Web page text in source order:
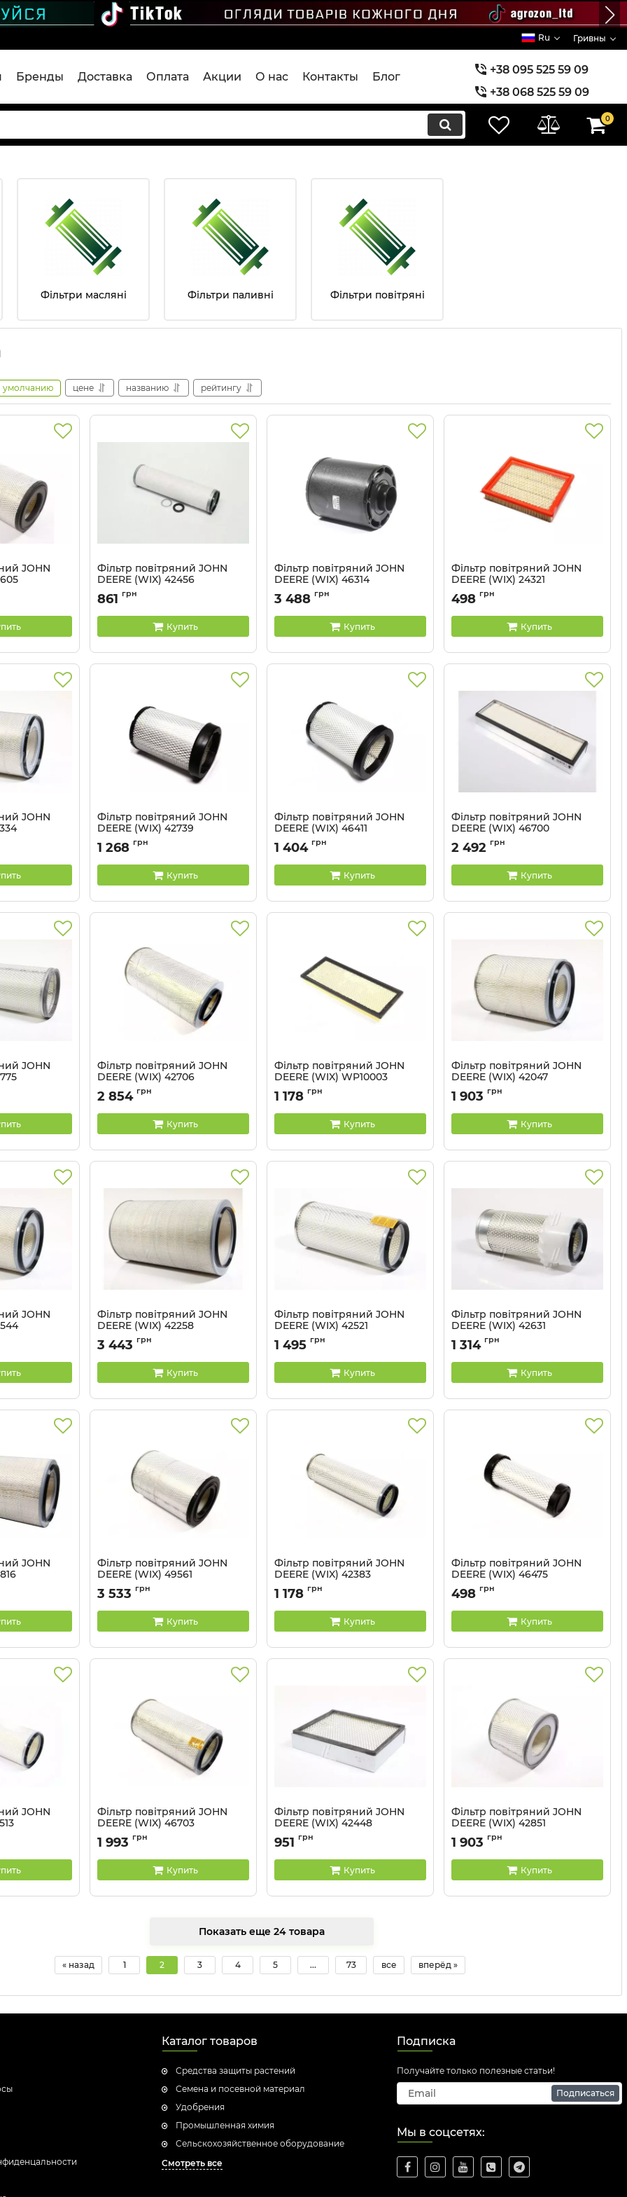
Ru Гривны
Бренды Доставка Оплата Акции О нас Контакты Блог
+38 095 525 59 09
+38 068 525 59 09
+38 073 525 59 09
0
Фільтри масляні Фільтри паливні Фільтри повітряні
умолчанию цене названию рейтингу
JOHN
Фільтр повітряний JOHN
DEERE (WIX) 42456
Артикул: 42456 WIX
861 грн
Купить
Фільтр повітряний JOHN
DEERE (WIX) 46314
Артикул: 46314 WIX
3 488 грн
Купить
Фільтр повітряний JOHN
DEERE (WIX) 24321
Артикул: 24321 WIX
498 грн
Купить
JOHN
Фільтр повітряний JOHN
DEERE (WIX) 42739
Артикул: 42739 WIX
1 268 грн
Купить
Фільтр повітряний JOHN
DEERE (WIX) 46411
Артикул: 46411 WIX
1 404 грн
Купить
Фільтр повітряний JOHN
DEERE (WIX) 46700
Артикул: 46700 WIX
2 492 грн
Купить
JOHN
Фільтр повітряний JOHN
DEERE (WIX) 42706
Артикул: 42706 WIX
2 854 грн
Купить
Фільтр повітряний JOHN
DEERE (WIX) WP10003
Артикул: WP10003 WIX
1 178 грн
Купить
Фільтр повітряний JOHN
DEERE (WIX) 42047
Артикул: 42047 WIX
1 903 грн
Купить
JOHN
Фільтр повітряний JOHN
DEERE (WIX) 42258
Артикул: 42258 WIX
3 443 грн
Купить
Фільтр повітряний JOHN
DEERE (WIX) 42521
Артикул: 42521 WIX
1 495 грн
Купить
Фільтр повітряний JOHN
DEERE (WIX) 42631
Артикул: 42631 WIX
1 314 грн
Купить
JOHN
Фільтр повітряний JOHN
DEERE (WIX) 49561
Артикул: 49561 WIX
3 533 грн
Купить
Фільтр повітряний JOHN
DEERE (WIX) 42383
Артикул: 42383 WIX
1 178 грн
Купить
Фільтр повітряний JOHN
DEERE (WIX) 46475
Артикул: 46475 WIX
498 грн
Купить
JOHN
Фільтр повітряний JOHN
DEERE (WIX) 46703
Артикул: 46703 WIX
1 993 грн
Купить
Фільтр повітряний JOHN
DEERE (WIX) 42448
Артикул: 42448 WIX
951 грн
Купить
Фільтр повітряний JOHN
DEERE (WIX) 42851
Артикул: 42851 WIX
1 903 грн
Купить
Показать еще 24 товара
« назад 1 2 3 4 5 ... 73 все вперёд »
Каталог товаров
Средства защиты растений
Семена и посевной материал
Удобрения
Промышленная химия
Сельскохозяйственное оборудование
Смотреть все
Подписка
Получайте только полезные статьи!
Подписаться
Мы в соцсетях: